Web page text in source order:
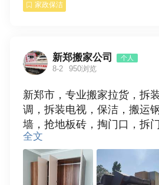
家政保洁
新郑搬家公司 个人
8-2 950浏览
新郑市，专业搬家拉货，拆
调，拆装电视，保洁，搬运
墙，抢地板砖，掏门口，拆
垃圾，欢迎使用。
全文